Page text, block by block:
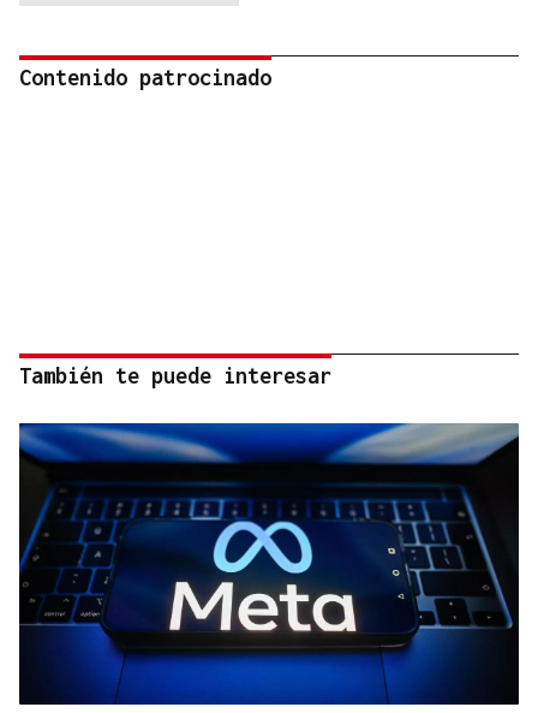
Contenido patrocinado
También te puede interesar